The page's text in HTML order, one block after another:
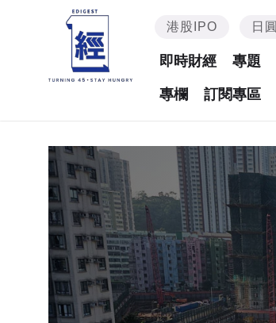
港股IPO 日圓
即時財經 專題
專欄 訂閱專區